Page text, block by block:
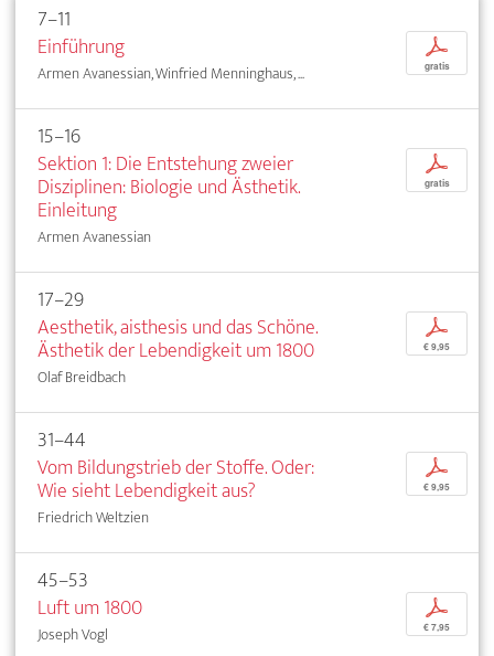
7–11
Einführung
Armen Avanessian, Winfried Menninghaus, ...
p
gratis
15–16
Sektion 1: Die Entstehung zweier
Disziplinen: Biologie und Ästhetik.
Einleitung
Armen Avanessian
p
gratis
17–29
Aesthetik, aisthesis und das Schöne.
Ästhetik der Lebendigkeit um 1800
Olaf Breidbach
p
€ 9,95
31–44
Vom Bildungstrieb der Stoffe. Oder:
Wie sieht Lebendigkeit aus?
Friedrich Weltzien
p
€ 9,95
45–53
Luft um 1800
Joseph Vogl
p
€ 7,95